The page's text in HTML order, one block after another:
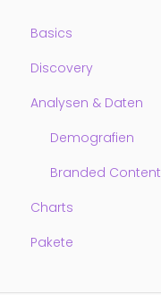
Basics
Discovery
Getting Started
Watchlisten
Filter
Analysen & Daten
Demografien
Branded Content
Charts
Pakete